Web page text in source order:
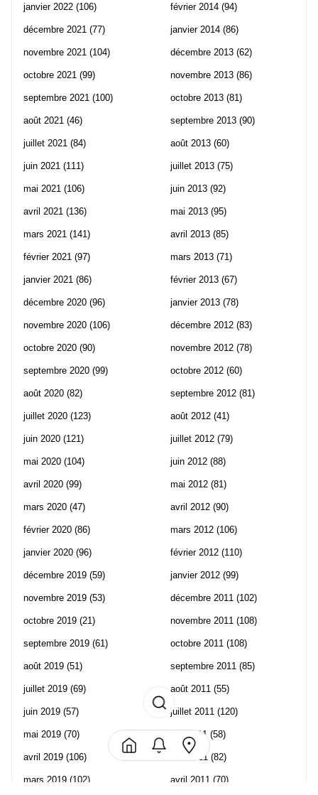
janvier 2022 (106)
décembre 2021 (77)
novembre 2021 (104)
octobre 2021 (99)
septembre 2021 (100)
août 2021 (46)
juillet 2021 (84)
juin 2021 (111)
mai 2021 (106)
avril 2021 (136)
mars 2021 (141)
février 2021 (97)
janvier 2021 (86)
décembre 2020 (96)
novembre 2020 (106)
octobre 2020 (90)
septembre 2020 (99)
août 2020 (82)
juillet 2020 (123)
juin 2020 (121)
mai 2020 (104)
avril 2020 (99)
mars 2020 (47)
février 2020 (86)
janvier 2020 (96)
décembre 2019 (59)
novembre 2019 (53)
octobre 2019 (21)
septembre 2019 (61)
août 2019 (51)
juillet 2019 (69)
juin 2019 (57)
mai 2019 (70)
avril 2019 (106)
mars 2019 (102)
février 2014 (94)
janvier 2014 (86)
décembre 2013 (62)
novembre 2013 (86)
octobre 2013 (81)
septembre 2013 (90)
août 2013 (60)
juillet 2013 (75)
juin 2013 (92)
mai 2013 (95)
avril 2013 (85)
mars 2013 (71)
février 2013 (67)
janvier 2013 (78)
décembre 2012 (83)
novembre 2012 (78)
octobre 2012 (60)
septembre 2012 (81)
août 2012 (41)
juillet 2012 (79)
juin 2012 (88)
mai 2012 (81)
avril 2012 (90)
mars 2012 (106)
février 2012 (110)
janvier 2012 (99)
décembre 2011 (102)
novembre 2011 (108)
octobre 2011 (108)
septembre 2011 (85)
août 2011 (55)
juillet 2011 (120)
juin 2011 (58)
mai 2011 (82)
avril 2011 (70)